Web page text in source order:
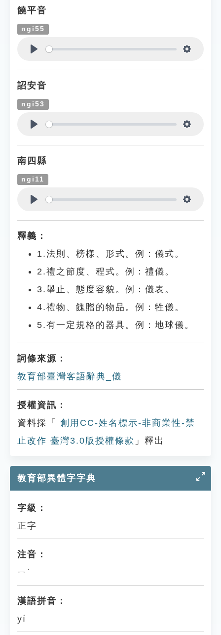
饒平音
ngi55
詔安音
ngi53
南四縣
ngi11
釋義：
1.法則、榜樣、形式。例：儀式。
2.禮之節度、程式。例：禮儀。
3.舉止、態度容貌。例：儀表。
4.禮物、餽贈的物品。例：牲儀。
5.有一定規格的器具。例：地球儀。
詞條來源：
教育部臺灣客語辭典_儀
授權資訊：
資料採「
創用CC-姓名標示-非商業性-禁
止改作 臺灣3.0版授權條款 」釋出
教育部異體字字典
字級：
正字
注音：
ㄧˊ
漢語拼音：
yí